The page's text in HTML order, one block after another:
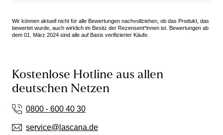
Wir können aktuell nicht für alle Bewertungen nachvollziehen, ob das Produkt, das
bewertet wurde, auch wirklich im Besitz der Rezensent*innen ist. Bewertungen ab
dem 01. März 2024 sind alle auf Basis verifizierter Käufe.
Kostenlose Hotline aus allen
deutschen Netzen
0800 - 600 40 30
service@lascana.de